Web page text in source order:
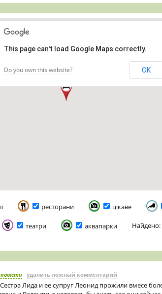
This page can't load Google Maps correctly.
Do you own this website? OK
ресторани цікаве
театри аквапарки Найдено:
удалить ложный комментарий
Лида и ее супруг Леонид прожили вмесе